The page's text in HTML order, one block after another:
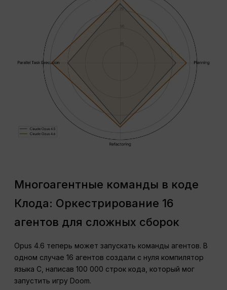
Многоагентные команды в коде
Клода: Оркестрирование 16
агентов для сложных сборок
Opus 4.6 теперь может запускать команды агентов. В
одном случае 16 агентов создали с нуля компилятор
языка C, написав 100 000 строк кода, который мог
запустить игру Doom.